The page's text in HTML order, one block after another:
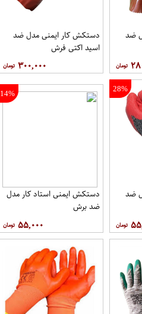
ضد
دستکش کار ایمنی مدل ضد
اسید اکتی فرش
۳۰۰,۰۰۰
28%
ضد
14%
دستکش ایمنی استاد کار مدل
ضد برش
۵۵,۰۰۰